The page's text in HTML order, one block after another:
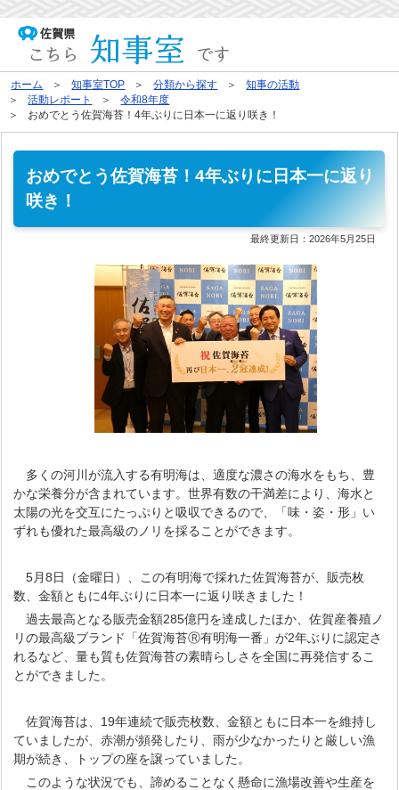
ホーム 知事室TOP 分類から探す
知事の活動
活動レポート
令和8年度
おめでとう佐賀海苔！4年ぶりに日本一に返り咲き！
おめでとう佐賀海苔！4年ぶりに日本一に返り
咲き！
最終更新日：2026年5月25日
多くの河川が流入する有明海は、適度な濃さの海水をもち、豊
かな栄養分が含まれています。世界有数の干満差により、海水と
太陽の光を交互にたっぷりと吸収できるので、「味・姿・形」い
ずれも優れた最高級のノリを採ることができます。
5月8日（金曜日）、この有明海で採れた佐賀海苔が、販売枚
数、金額ともに4年ぶりに日本一に返り咲きました！
過去最高となる販売金額285億円を達成したほか、佐賀産養殖ノ
リの最高級ブランド「佐賀海苔Ⓡ有明海一番」が2年ぶりに認定さ
れるなど、量も質も佐賀海苔の素晴らしさを全国に再発信するこ
とができました。
佐賀海苔は、19年連続で販売枚数、金額ともに日本一を維持し
ていましたが、赤潮が頻発したり、雨が少なかったりと厳しい漁
期が続き、トップの座を譲っていました。
このような状況でも、諦めることなく懸命に漁場改善や生産を